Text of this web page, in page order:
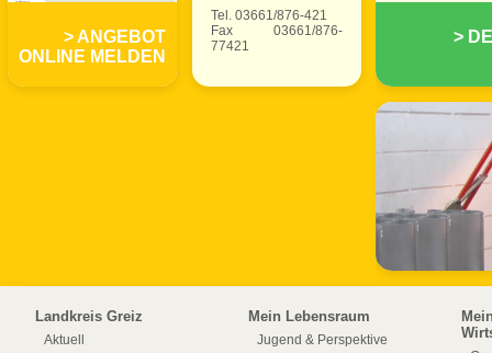
ANGEBOT
ONLINE MELDEN
Tel. 03661/876-421
Fax 03661/876-
77421
Landkreis Greiz
Aktuell
Mein Lebensraum
Jugend & Perspektive